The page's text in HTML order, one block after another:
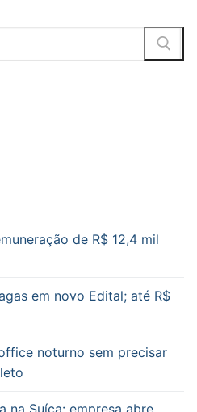
de R$ 12,4 mil
em novo Edital; até R$
noturno sem precisar